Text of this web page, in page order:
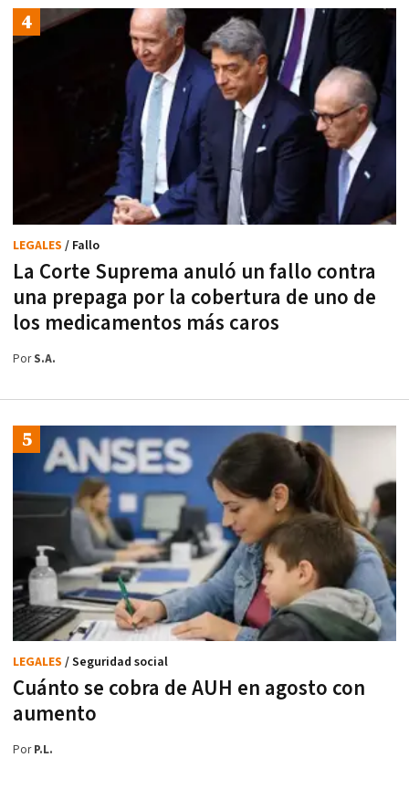
La Corte Suprema anuló un fallo contra
una prepaga por la cobertura de uno de
los medicamentos más caros
LEGALES / Fallo
PorS.A.
Cuánto se cobra de AUH en agosto con
aumento
LEGALES / Seguridad social
PorP.L.